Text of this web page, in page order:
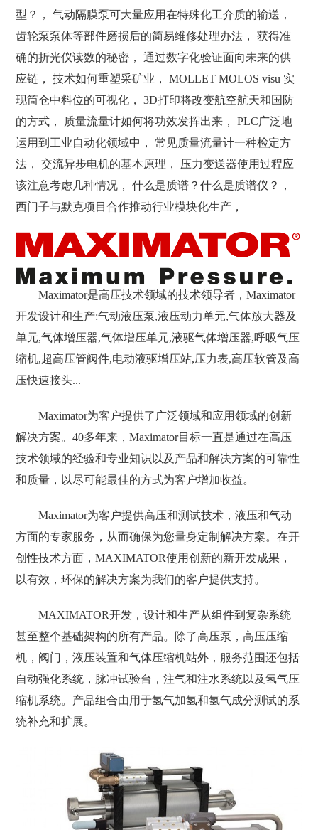
型？， 气动隔膜泵可大量应用在特殊化工介质的输送，
齿轮泵泵体等部件磨损后的简易维修处理办法， 获得准
确的折光仪读数的秘密， 通过数字化验证面向未来的供
应链， 技术如何重塑采矿业， MOLLET MOLOS visu 实
现筒仓中料位的可视化， 3D打印将改变航空航天和国防
的方式， 质量流量计如何将功效发挥出来， PLC广泛地
运用到工业自动化领域中， 常见质量流量计一种检定方
法， 交流异步电机的基本原理， 压力变送器使用过程应
该注意考虑几种情况， 什么是质谱？什么是质谱仪？，
西门子与默克项目合作推动行业模块化生产，
Maximator是高压技术领域的技术领导者，Maximator
开发设计和生产:气动液压泵,液压动力单元,气体放大器及
单元,气体增压器,气体增压单元,液驱气体增压器,呼吸气压
缩机,超高压管阀件,电动液驱增压站,压力表,高压软管及高
压快速接头...
Maximator为客户提供了广泛领域和应用领域的创新
解决方案。40多年来，Maximator目标一直是通过在高压
技术领域的经验和专业知识以及产品和解决方案的可靠性
和质量，以尽可能最佳的方式为客户增加收益。
Maximator为客户提供高压和测试技术，液压和气动
方面的专家服务，从而确保为您量身定制解决方案。在开
创性技术方面，MAXIMATOR使用创新的新开发成果，
以有效，环保的解决方案为我们的客户提供支持。
MAXIMATOR开发，设计和生产从组件到复杂系统
甚至整个基础架构的所有产品。除了高压泵，高压压缩
机，阀门，液压装置和气体压缩机站外，服务范围还包括
自动强化系统，脉冲试验台，注气和注水系统以及氢气压
缩机系统。产品组合由用于氢气加氢和氢气成分测试的系
统补充和扩展。